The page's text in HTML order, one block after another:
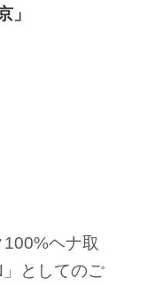
」
ヘナ取
としてのご